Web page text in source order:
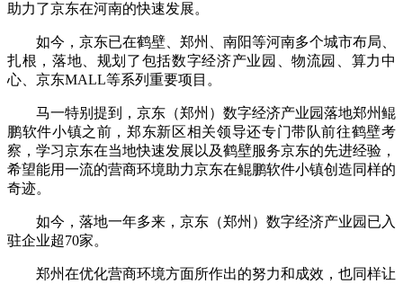
助力了京东在河南的快速发展。
如今，京东已在鹤壁、郑州、南阳等河南多个城市布局、
扎根，落地、规划了包括数字经济产业园、物流园、算力中
心、京东MALL等系列重要项目。
马一特别提到，京东（郑州）数字经济产业园落地郑州鲲
鹏软件小镇之前，郑东新区相关领导还专门带队前往鹤壁考
察，学习京东在当地快速发展以及鹤壁服务京东的先进经验，
希望能用一流的营商环境助力京东在鲲鹏软件小镇创造同样的
奇迹。
如今，落地一年多来，京东（郑州）数字经济产业园已入
驻企业超70家。
郑州在优化营商环境方面所作出的努力和成效，也同样让